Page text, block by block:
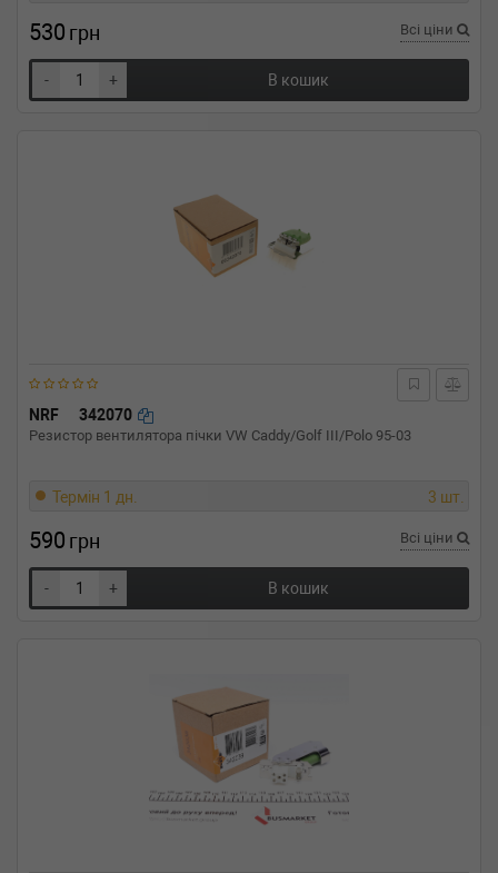
530 грн Всі ціни
- + В кошик
NRF 342070
Резистор вентилятора пічки VW Caddy/Golf III/Polo 95-03
Термін 1 дн. 3 шт.
590 грн Всі ціни
- + В кошик